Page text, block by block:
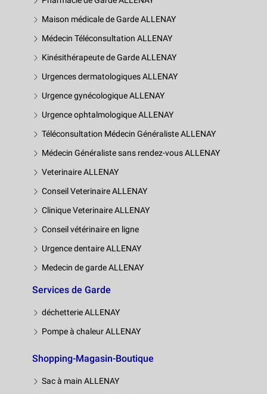
Maison médicale de Garde ALLENAY
Médecin Téléconsultation ALLENAY
Kinésithérapeute de Garde ALLENAY
Urgences dermatologiques ALLENAY
Urgence gynécologique ALLENAY
Urgence ophtalmologique ALLENAY
Téléconsultation Médecin Généraliste ALLENAY
Médecin Généraliste sans rendez-vous ALLENAY
Veterinaire ALLENAY
Conseil Veterinaire ALLENAY
Clinique Veterinaire ALLENAY
Conseil vétérinaire en ligne
Urgence dentaire ALLENAY
Medecin de garde ALLENAY
Services de Garde
déchetterie ALLENAY
Pompe à chaleur ALLENAY
Shopping-Magasin-Boutique
Sac à main ALLENAY